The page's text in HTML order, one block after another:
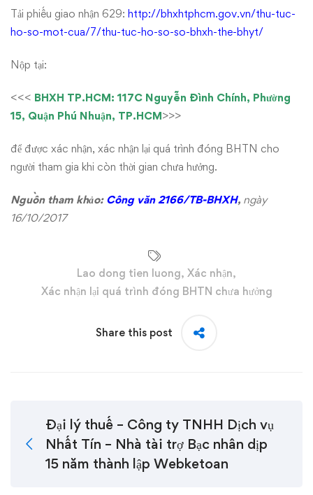
Tải phiếu giao nhận 629: http://bhxhtphcm.gov.vn/thu-tuc-
ho-so-mot-cua/7/thu-tuc-ho-so-so-bhxh-the-bhyt/
Nộp tại:
<<< BHXH TP.HCM: 117C Nguyễn Đình Chính, Phường
15, Quận Phú Nhuận, TP.HCM>>>
để được xác nhận, xác nhận lại quá trình đóng BHTN cho
người tham gia khi còn thời gian chưa hưởng.
Nguồn tham khảo: Công văn 2166/TB-BHXH, ngày
16/10/2017
Lao dong tien luong, Xác nhận,
Xác nhận lại quá trình đóng BHTN chưa hưởng
Share this post
Đại lý thuế – Công ty TNHH Dịch vụ
Nhất Tín – Nhà tài trợ Bạc nhân dịp
15 năm thành lập Webketoan